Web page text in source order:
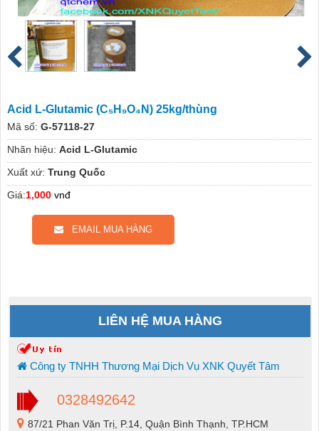
Acid L-Glutamic (C₅H₉O₄N) 25kg/thùng
Mã số: G-57118-27
Nhãn hiệu: Acid L-Glutamic
Xuất xứ: Trung Quốc
Giá:1,000 vnđ
EMAIL MUA HÀNG
LIÊN HỆ MUA HÀNG
Công ty TNHH Thương Mại Dịch Vụ XNK Quyết Tâm
0328492642
87/21 Phan Văn Trị, P.14, Quận Bình Thạnh, TP.HCM